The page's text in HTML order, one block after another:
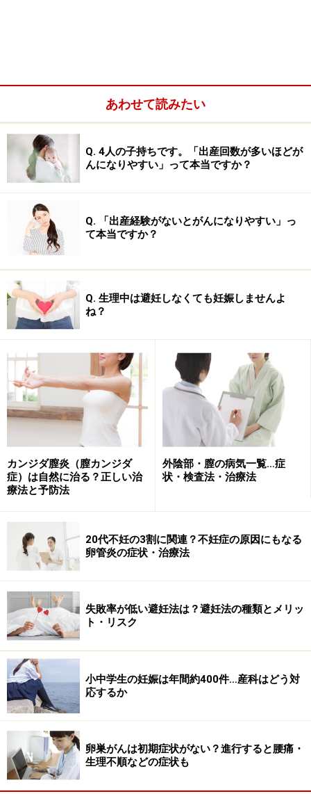
もので、子宮の中に挿入する避妊リングとしてフィンラ
ンドで開発され、2014年現在、現在、既に世界では130
カ国以上で、のべ2000万人を越える女性が使用していま
す。ヨーロッパ諸国では、以前から子宮内膜症や子宮腺
月から過多月経の治療として保険適用になりました。す
でに、2007年から日本に導入されており、避妊リングと
して自由診療で使用されてきました。
により、避妊効果を発揮することです。つまり、子宮の
中に挿入しておくと、極少量ずつ、レボノルゲストレル
という低用量ピルに含まれるホルモンが、ゆっくりと5
年間放出されてゆき、子宮内膜を薄くして妊娠を妨ぐの
です。また、この子宮内膜を薄くするという効果が注目
され、子宮内膜増殖症や子宮内膜症、子宮腺筋症といっ
た病気への応用が期待されています。最近では、避妊薬
の低用量ピルが子宮内膜症や過多月経の治療に使われて
いるのですが、ミレーナも上手く応用していけるツール
として期待されます。
ミレーナのメリット…副作用の少なさ、避
妊率の高さも
あわせて読みたい
Q. 4人の子持ちです。「出産回数が多いほどが
んになりやすい」って本当ですか？
Q. 「出産経験がないとがんになりやすい」っ
て本当ですか？
Q. 生理中は避妊しなくても妊娠しませんよ
ね？
カンジダ膣炎（膣カンジダ
症）は自然に治る？正しい治
療法と予防法
外陰部・膣の病気一覧…症
状・検査法・治療法
20代不妊の3割に関連？不妊症の原因にもなる
卵管炎の症状・治療法
失敗率が低い避妊法は？避妊法の種類とメリッ
ト・リスク
小中学生の妊娠は年間約400件…産科はどう対
応するか
卵巣がんは初期症状がない？進行すると腰痛・
生理不順などの症状も